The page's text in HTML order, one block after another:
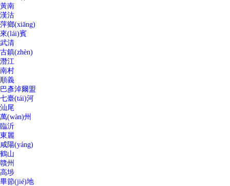
黃南
漢沽
萍鄉(xiāng)
來(lái)賓
武清
古鎮(zhèn)
潛江
南村
順義
巴彥淖爾盟
七臺(tái)河
汕尾
萬(wàn)州
臨沂
東麗
咸陽(yáng)
鶴山
贛州
高埗
畢節(jié)地